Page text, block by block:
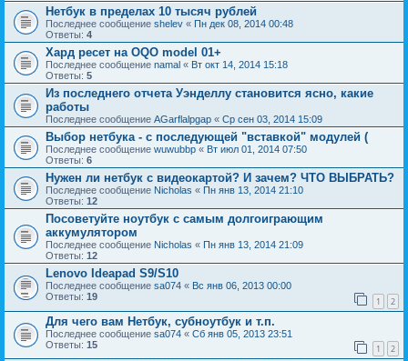
Нетбук в пределах 10 тысяч рублей
Последнее сообщение shelev « Пн дек 08, 2014 00:48
Ответы: 4
Хард ресет на OQO model 01+
Последнее сообщение namal « Вт окт 14, 2014 15:18
Ответы: 5
Из последнего отчета Уэнделлу становится ясно, какие
работы
Последнее сообщение AGarflalpgap « Ср сен 03, 2014 15:09
Выбор нетбука - с последующей "вставкой" модулей (
Последнее сообщение wuwubbp « Вт июл 01, 2014 07:50
Ответы: 6
Нужен ли нетбук с видеокартой? И зачем? ЧТО ВЫБРАТЬ?
Последнее сообщение Nicholas « Пн янв 13, 2014 21:10
Ответы: 12
Посоветуйте ноутбук с самым долгоиграющим
аккумулятором
Последнее сообщение Nicholas « Пн янв 13, 2014 21:09
Ответы: 12
Lenovo Ideapad S9/S10
Последнее сообщение sa074 « Вс янв 06, 2013 00:00
Ответы: 19 1 2
Для чего вам Нетбук, субноутбук и т.п.
Последнее сообщение sa074 « Сб янв 05, 2013 23:51
Ответы: 15 1 2